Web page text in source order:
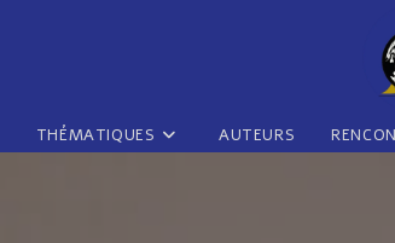
THÉMATIQUES AUTEURS